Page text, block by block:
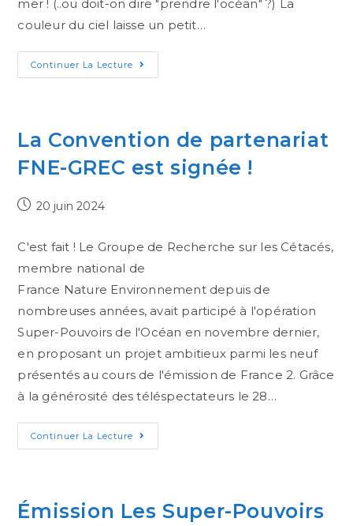
mer ! (..ou doit-on dire "prendre l'océan" ?) La
couleur du ciel laisse un petit…
Continuer La Lecture
La Convention de partenariat
FNE-GREC est signée !
20 juin 2024
C'est fait ! Le Groupe de Recherche sur les Cétacés,
membre national de
France Nature Environnement depuis de
nombreuses années, avait participé à l'opération
Super-Pouvoirs de l'Océan en novembre dernier,
en proposant un projet ambitieux parmi les neuf
présentés au cours de l'émission de France 2. Grâce
à la générosité des téléspectateurs le 28…
Continuer La Lecture
Émission Les Super-Pouvoirs